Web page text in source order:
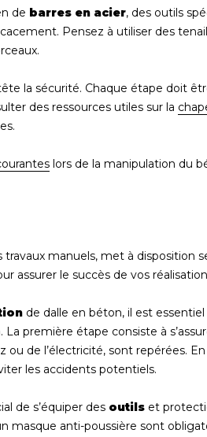
de barres en acier, des outils
Pensez à utiliser des
la sécurité. Chaque étape doit
des ressources utiles sur la
lors de la manipulation du
manuels, met à disposition
assurer le succès de vos
de dalle en béton, il est
La première étape consiste à
ou de l’électricité, sont repérées.
les accidents potentiels.
de s’équiper des outils et
masque anti-poussière sont